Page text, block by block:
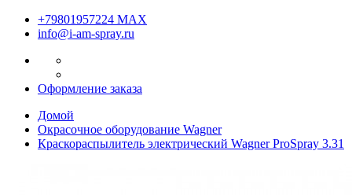
+79801957224 МАХ
info@i-am-spray.ru
Оформление заказа
Домой
Окрасочное оборудование Wagner
Краскораспылитель электрический Wagner ProSpray 3.31